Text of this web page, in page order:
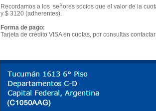
Recordamos a los señores socios que el valor de la
y $ 3120 (adherentes).
Forma de pago:
Tarjeta de crédito VISA en cuotas, por consultas